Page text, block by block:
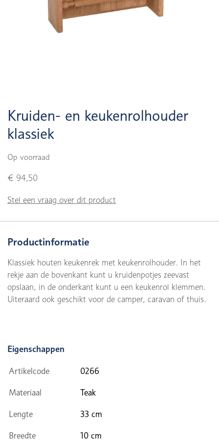
Kruiden- en keukenrolhouder
klassiek
Op voorraad
€ 94,50
Stel een vraag over dit product
Productinformatie
Klassiek houten keukenrek met keukenrolhouder. In het
rekje aan de bovenkant kunt u kruidenpotjes zeevast
opslaan, in de onderkant kunt u een keukenrol klemmen.
Uiteraard ook geschikt voor de camper, caravan of thuis.
Eigenschappen
Artikelcode 0266
Materiaal Teak
Lengte 33 cm
Breedte 10 cm